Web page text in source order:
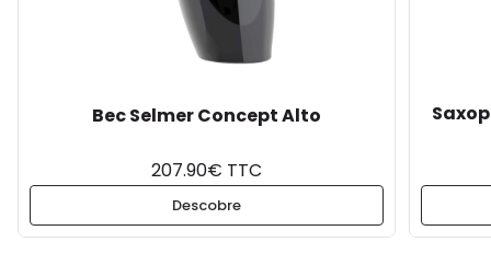
Bec Selmer Concept Alto
207.90€ TTC
Descobre